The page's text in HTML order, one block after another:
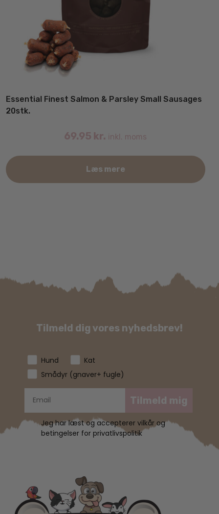
Essential Finest Salmon & Parsley Small Sausages
20stk.
69.95 kr. inkl. moms
Læs mere
Tilmeld dig vores nyhedsbrev!
Hund
Kat
Smådyr (gnaver+ fugle)
Tilmeld mig
Jeg har læst og accepterer vilkår og
betingelser for privatlivspolitik